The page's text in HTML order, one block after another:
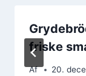
friske
Af 20.